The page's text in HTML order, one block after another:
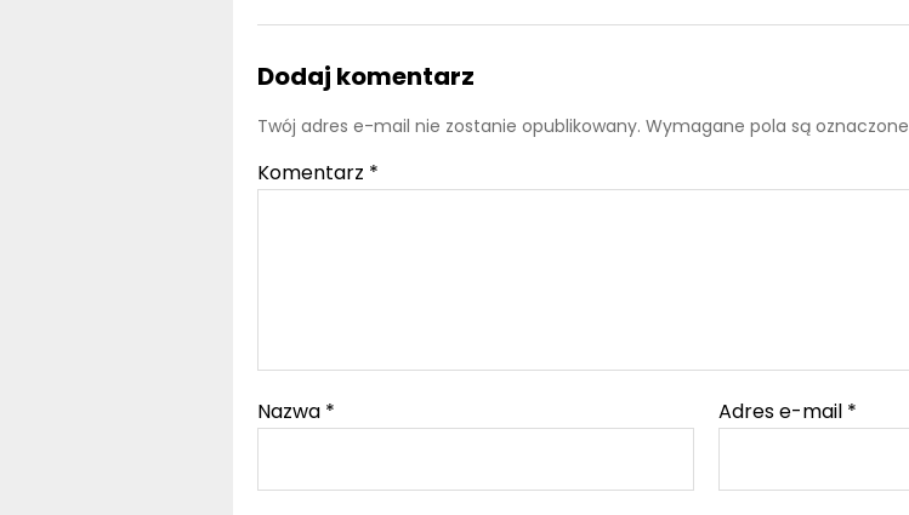
Dodaj komentarz
Twój adres e-mail nie zostanie opublikowany. Wymagane pola są oznaczone
Komentarz *
Nazwa * Adres e-mail *